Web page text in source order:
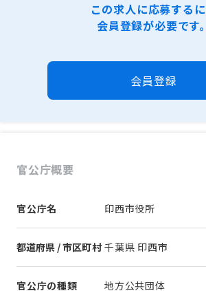
この求人に応募する
会員登録が必要です。
会員登録
官公庁概要
官公庁名 印西市役所
都道府県 / 市区町村 千葉県 印西市
官公庁の種類 地方公共団体